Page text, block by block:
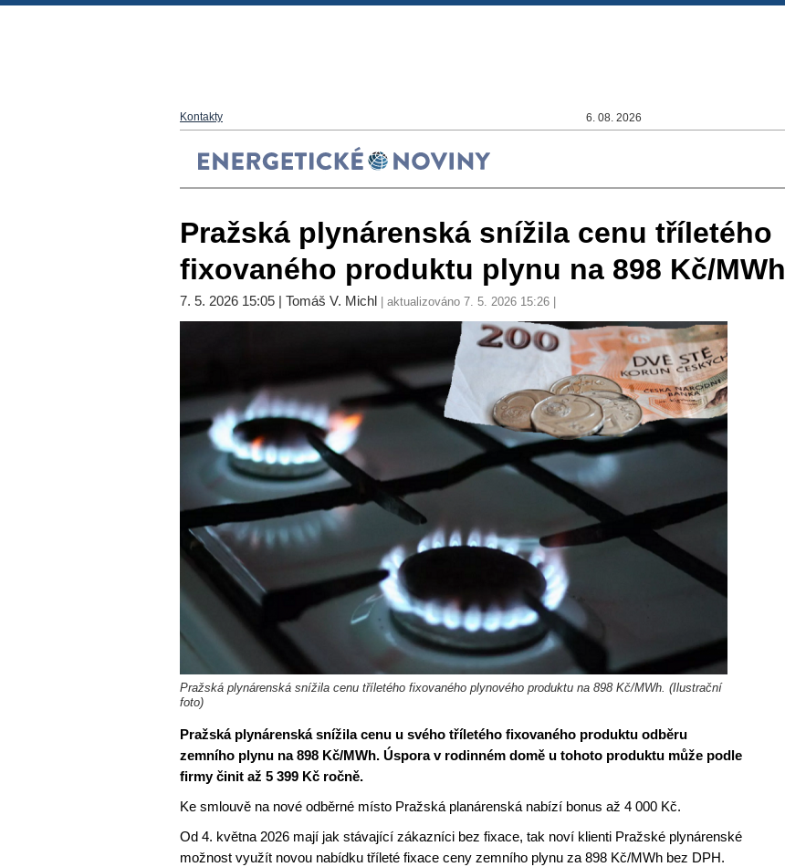
Kontakty 6. 08. 2026
Pražská plynárenská snížila cenu tříletého
fixovaného produktu plynu na 898 Kč/MWh
7. 5. 2026 15:05 | Tomáš V. Michl | aktualizováno 7. 5. 2026 15:26 |
Pražská plynárenská snížila cenu tříletého fixovaného plynového produktu na 898 Kč/MWh. (Ilustrační
foto)
Pražská plynárenská snížila cenu u svého tříletého fixovaného produktu odběru
zemního plynu na 898 Kč/MWh. Úspora v rodinném domě u tohoto produktu může podle
firmy činit až 5 399 Kč ročně.
Ke smlouvě na nové odběrné místo Pražská planárenská nabízí bonus až 4 000 Kč.
Od 4. května 2026 mají jak stávající zákazníci bez fixace, tak noví klienti Pražské plynárenské
možnost využít novou nabídku tříleté fixace ceny zemního plynu za 898 Kč/MWh bez DPH.